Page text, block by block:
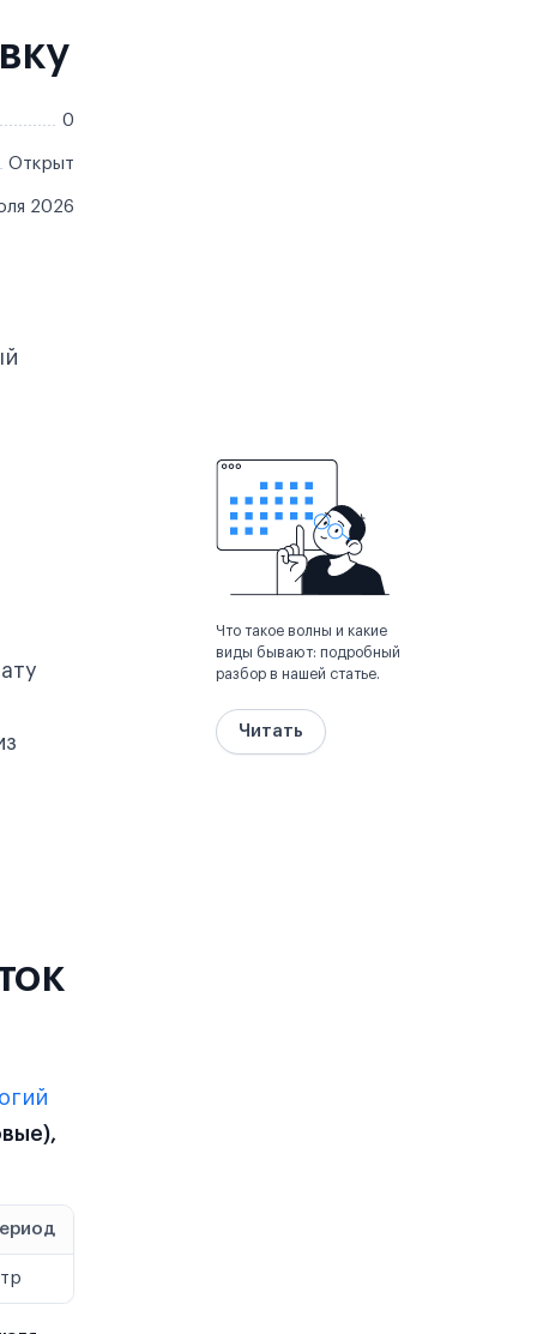
0
Открыт
2026
Что такое волны и какие
виды бывают: подробный
разбор в нашей статье.
Читать